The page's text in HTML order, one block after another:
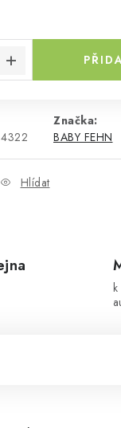
Značka:
BABY FEHN
Hlídat